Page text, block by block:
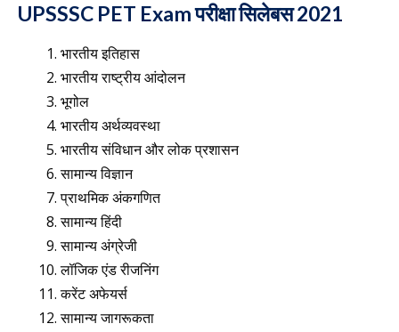
UPSSSC PET Exam परीक्षा सिलेबस 2021
भारतीय इतिहास
भारतीय राष्ट्रीय आंदोलन
भूगोल
भारतीय अर्थव्यवस्था
भारतीय संविधान और लोक प्रशासन
सामान्य विज्ञान
प्राथमिक अंकगणित
सामान्य हिंदी
सामान्य अंग्रेजी
लॉजिक एंड रीजनिंग
करेंट अफेयर्स
सामान्य जागरूकता